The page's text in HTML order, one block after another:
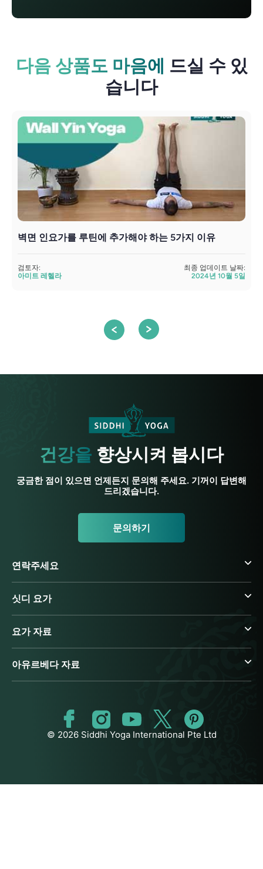
다음 상품도 마음에 드실 수 있
습니다
벽면 인요가를 루틴에 추가해야 하는 5가지 이유
검토자:
아미트 레헬라
최종 업데이트 날짜:
2024년 10월 5일
건강을 향상시켜 봅시다
궁금한 점이 있으면 언제든지 문의해 주세요. 기꺼이 답변해
드리겠습니다.
문의하기
연락주세요
싯디 요가
요가 자료
아유르베다 자료
© 2026 Siddhi Yoga International Pte Ltd